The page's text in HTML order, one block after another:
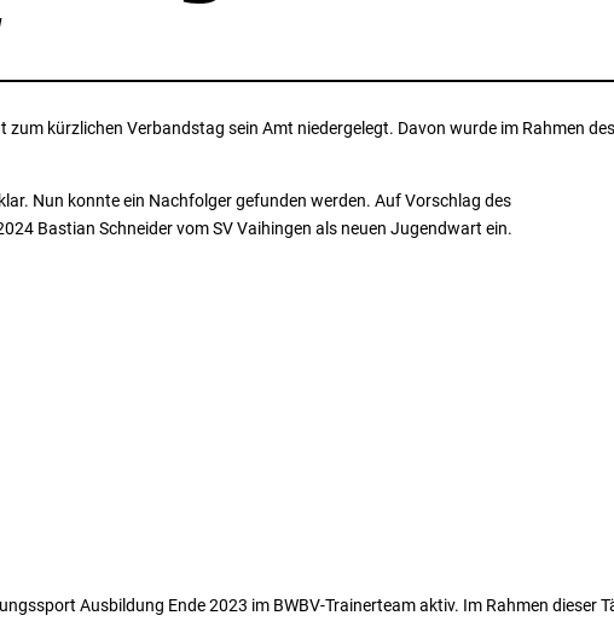
zum kürzlichen Verbandstag sein Amt niedergelegt. Davon wurde im Rahmen
Nun konnte ein Nachfolger gefunden werden. Auf Vorschlag des
Bastian Schneider vom SV Vaihingen als neuen Jugendwart ein.
Ausbildung Ende 2023 im BWBV-Trainerteam aktiv. Im Rahmen dieser